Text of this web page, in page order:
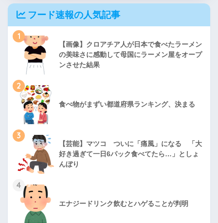
フード速報の人気記事
1
【画像】クロアチア人が日本で食べたラーメン
の美味さに感動して母国にラーメン屋をオープ
ンさせた結果
2
食べ物がまずい都道府県ランキング、決まる
3
【芸能】マツコ ついに「痛風」になる 「大
好き過ぎて一日6パック食べてたら…」としょ
んぼり
4
エナジードリンク飲むとハゲることが判明